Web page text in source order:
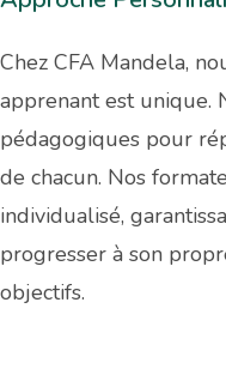
Chez CFA Mandela,
apprenant est unique.
pédagogiques pour
de chacun. Nos
individualisé,
progresser à son
objectifs.